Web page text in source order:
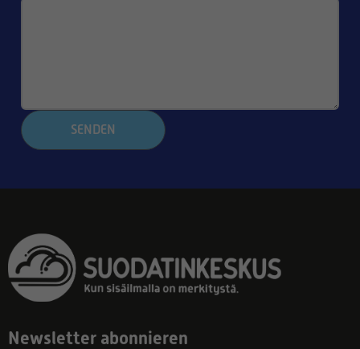
SENDEN
Newsletter abonnieren